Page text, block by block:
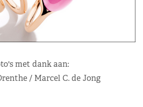
met dank aan:
/ Marcel C. de Jong